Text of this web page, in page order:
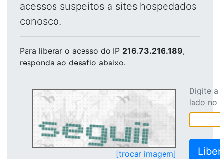
acessos suspeitos a sites hospedados
conosco.
Para liberar o acesso do IP 216.73.216.189,
responda ao desafio abaixo.
[trocar imagem]
Digite
lado no